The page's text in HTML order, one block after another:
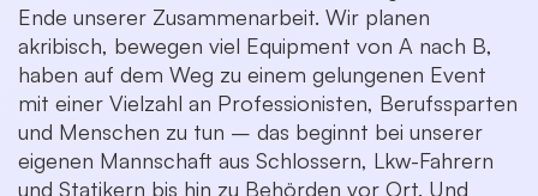
Ende unserer Zusammenarbeit. Wir planen
akribisch, bewegen viel Equipment von A nach B,
haben auf dem Weg zu einem gelungenen Event
mit einer Vielzahl an Professionisten, Berufssparten
und Menschen zu tun – das beginnt bei unserer
eigenen Mannschaft aus Schlossern, Lkw-Fahrern
und Statikern bis hin zu Behörden vor Ort. Und